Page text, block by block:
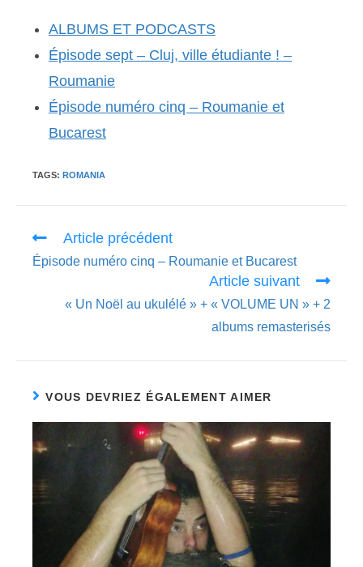
ALBUMS ET PODCASTS
Épisode sept – Cluj, ville étudiante ! –
Roumanie
Épisode numéro cinq – Roumanie et
Bucarest
TAGS: ROMANIA
Read
more
articles
Article précédent
Épisode numéro cinq – Roumanie et Bucarest
Article suivant
« Un Noël au ukulélé » + « VOLUME UN » + 2
albums remasterisés
VOUS DEVRIEZ ÉGALEMENT AIMER